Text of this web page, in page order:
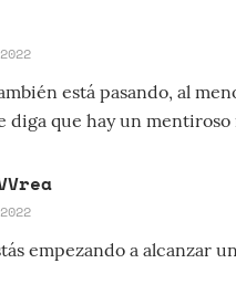
está pasando, al
diga que hay un mentiroso
empezando a alcanzar